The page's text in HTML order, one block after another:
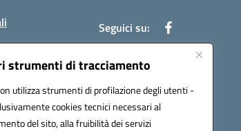
strumenti di tracciamento
utilizza strumenti di profilazione degli utenti -
cookies tecnici necessari al
del sito, alla fruibilità dei servizi
Seguici su: